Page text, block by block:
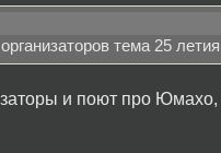
тема 25
и поют про